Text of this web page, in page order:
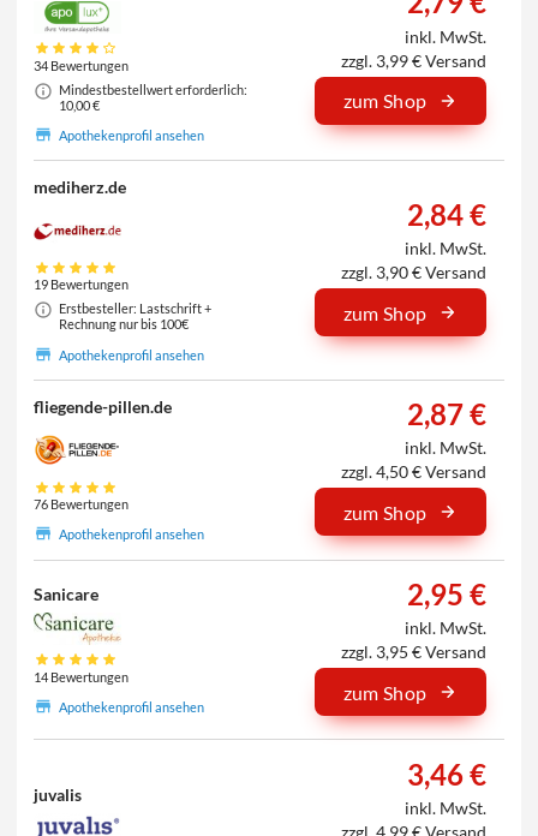
34 Bewertungen
Mindestbestellwert erforderlich:
10,00 €
Apothekenprofil ansehen
inkl. MwSt.
zzgl. 3,99 € Versand
zum Shop
mediherz.de
19 Bewertungen
Erstbesteller: Lastschrift +
Rechnung nur bis 100€
Apothekenprofil ansehen
2,84 €
inkl. MwSt.
zzgl. 3,90 € Versand
zum Shop
fliegende-pillen.de
76 Bewertungen
Apothekenprofil ansehen
2,87 €
inkl. MwSt.
zzgl. 4,50 € Versand
zum Shop
Sanicare
14 Bewertungen
Apothekenprofil ansehen
2,95 €
inkl. MwSt.
zzgl. 3,95 € Versand
zum Shop
juvalis
3,46 €
inkl. MwSt.
zzgl. 4,99 € Versand